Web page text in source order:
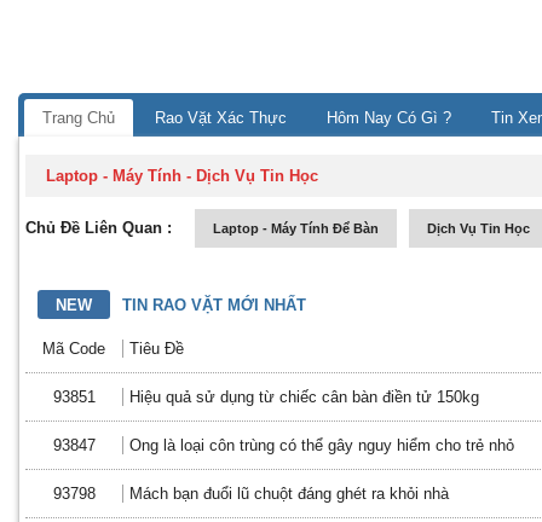
Trang Chủ Rao Vặt Xác Thực Hôm Nay Có Gì ? Tin
Laptop - Máy Tính - Dịch Vụ Tin Học
Chủ Đề Liên Quan : Laptop - Máy Tính Để Bàn Dịch Vụ Tin Học
NEW TIN RAO VẶT MỚI NHẤT
Mã Code Tiêu Đề
93851 Hiệu quả sử dụng từ chiếc cân bàn điền tử 150kg
93847 Ong là loại côn trùng có thể gây nguy hiểm cho trẻ nhỏ
93798 Mách bạn đuổi lũ chuột đáng ghét ra khỏi nhà